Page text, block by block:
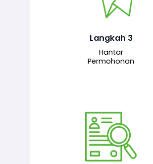
Langkah 3
Hantar
Permohonan
Permohonan yang lengkap
untuk proses semakan
bertanggungjawab.
Pegawai penyemak
maklumat yang
semua maklumat adalah